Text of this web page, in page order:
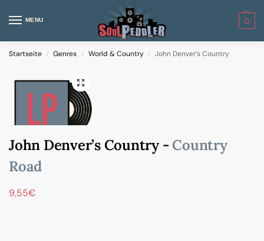
MENU 0
Startseite / Genres / World & Country / John Denver’s Country
John Denver’s Country - Country
Road
9,55€